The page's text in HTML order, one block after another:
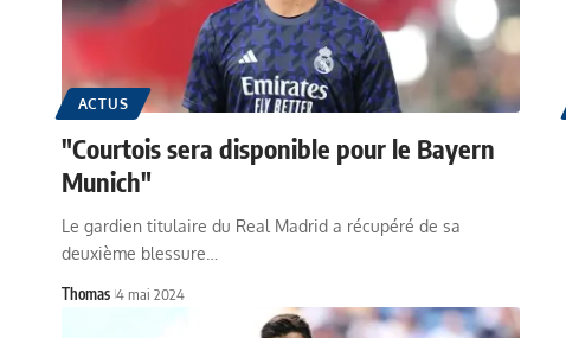
ACTUS
"Courtois sera disponible pour le Bayern
Munich"
Le gardien titulaire du Real Madrid a récupéré de sa
deuxième blessure…
Thomas 4 mai 2024